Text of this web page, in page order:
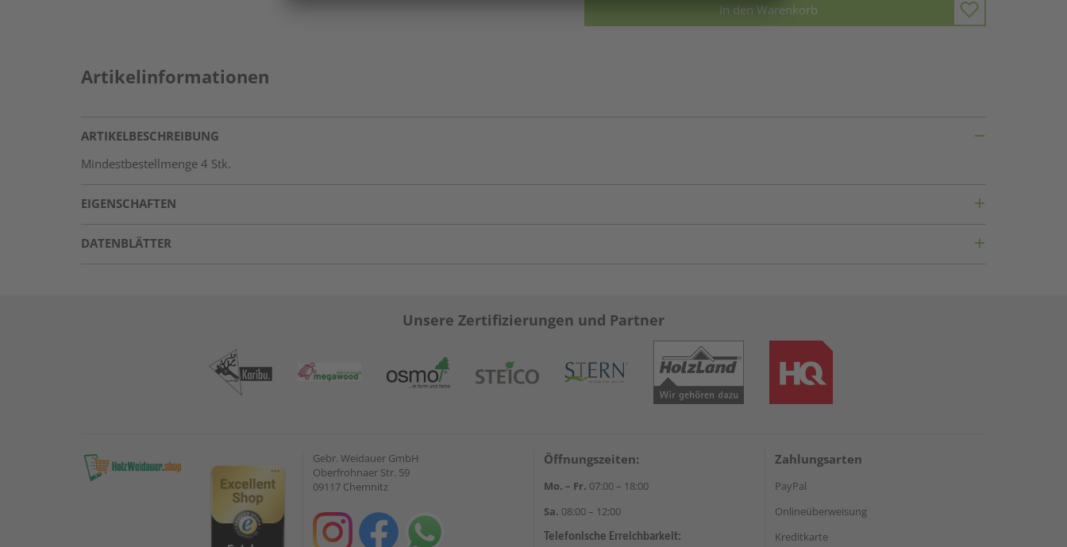
In den Warenkorb
Artikelinformationen
ARTIKELBESCHREIBUNG
Mindestbestellmenge 4 Stk.
EIGENSCHAFTEN
DATENBLÄTTER
Unsere Zertifizierungen und Partner
Gebr. Weidauer GmbH
Oberfrohnaer Str. 59
09117 Chemnitz
Öffnungszeiten:
Mo. – Fr. 07:00 – 18:00
Sa. 08:00 – 12:00
Telefonische Erreichbarkeit:
Zahlungsarten
PayPal
Onlineüberweisung
Kreditkarte